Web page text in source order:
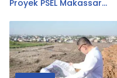
Proyek PSEL Makassar